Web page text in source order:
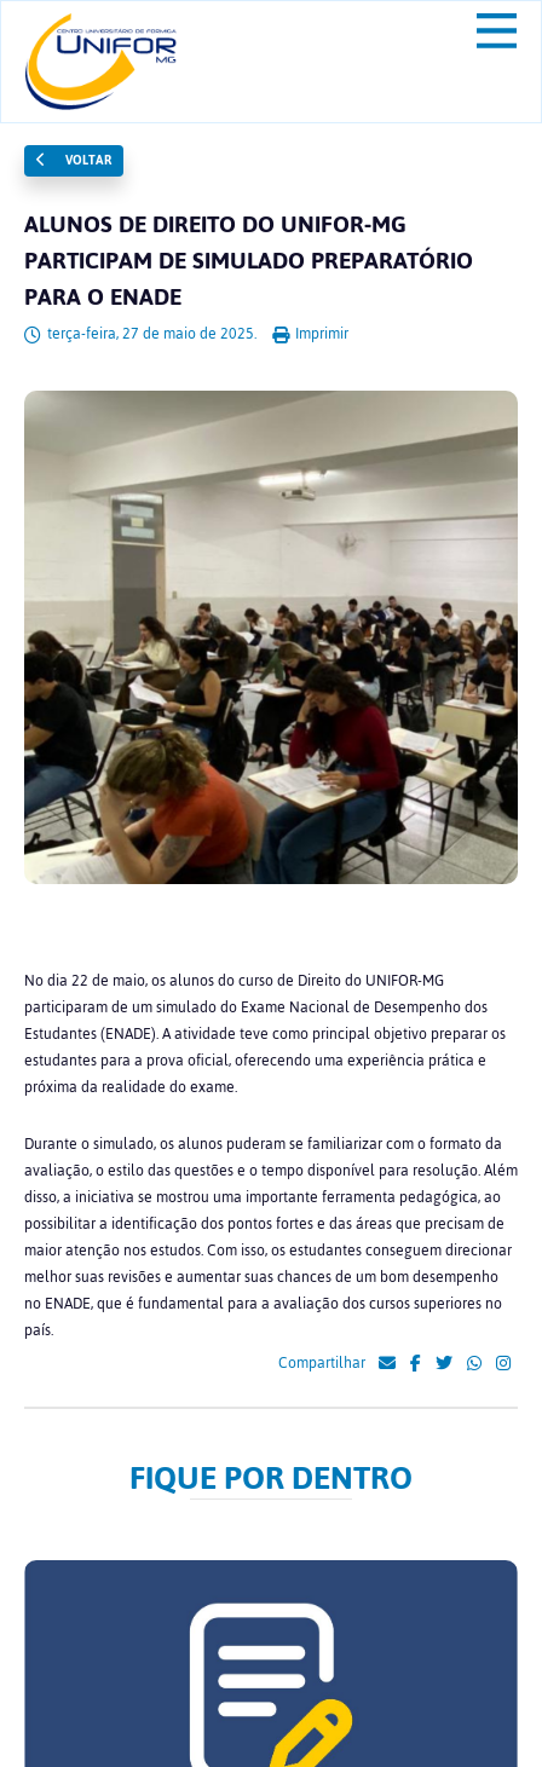
VOLTAR
ALUNOS DE DIREITO DO UNIFOR-MG
PARTICIPAM DE SIMULADO PREPARATÓRIO
PARA O ENADE
terça-feira, 27 de maio de 2025. Imprimir
No dia 22 de maio, os alunos do curso de Direito do UNIFOR-MG
participaram de um simulado do Exame Nacional de Desempenho dos
Estudantes (ENADE). A atividade teve como principal objetivo preparar os
estudantes para a prova oficial, oferecendo uma experiência prática e
próxima da realidade do exame.
Durante o simulado, os alunos puderam se familiarizar com o formato da
avaliação, o estilo das questões e o tempo disponível para resolução. Além
disso, a iniciativa se mostrou uma importante ferramenta pedagógica, ao
possibilitar a identificação dos pontos fortes e das áreas que precisam de
maior atenção nos estudos. Com isso, os estudantes conseguem direcionar
melhor suas revisões e aumentar suas chances de um bom desempenho
no ENADE, que é fundamental para a avaliação dos cursos superiores no
país.
Compartilhar
FIQUE POR DENTRO